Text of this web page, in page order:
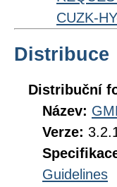
CUZK-
Distribuce
Distribuční
Název:
Verze:
Guidelines